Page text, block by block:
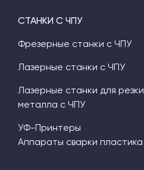
СТАНКИ С ЧПУ
Фрезерные станки с ЧПУ
Лазерные станки с ЧПУ
Лазерные станки для резки
металла с ЧПУ
УФ-Принтеры
Аппараты сварки пластика